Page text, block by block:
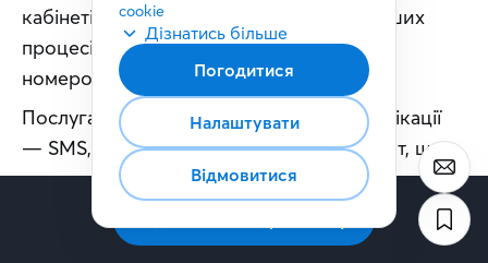
кабінетів, підтвердження операцій та інших
процесів, де необхідна ідентифікація за
номером телефону.
Послуга підтримує кілька каналів верифікації
— SMS, телефонний дзвінок та IVR-запит, що
дає змогу бізнесу обрати оптимальний спосіб
підтвердження користувачів залежно від
потреб власних цифрових сервісів.
cookie
Дізнатись більше
Погодитися
Налаштувати
Відмовитися